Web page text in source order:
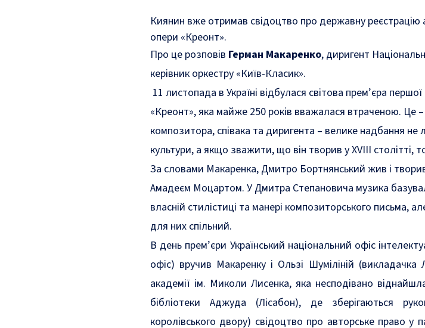
Киянин вже отримав свідоцтво про державну реєстрацію
опери «Креонт».
Про це розповів Герман Макаренко, диригент
керівник оркестру «Київ-Класик».
11 листопада в Україні відбулася світова прем’єра
«Креонт», яка майже 250 років вважалася втраченою. Це
композитора, співака та диригента – велике надбання не
культури, а якщо зважити, що він творив у ХVІІІ столітті,
За словами Макаренка, Дмитро Бортнянський жив і
Амадеєм Моцартом. У Дмитра Степановича музика
власній стилістиці та манері композиторського письма,
для них спільний.
В день прем’єри Український національний офіс
офіс) вручив Макаренку і Ользі Шуміліній (викладачка
академії ім. Миколи Лисенка, яка несподівано
бібліотеки Аджуда (Лісабон), де зберігаються
королівського двору) свідоцтво про авторське право у